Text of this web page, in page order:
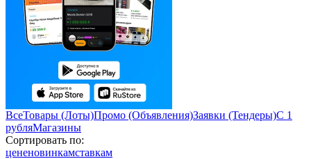
ВсеТовары (Лоты)Промо (Объявления)Заявки (Тендеры)С 1
рубляМагазины
Сортировать по:
цененовинкамставкам